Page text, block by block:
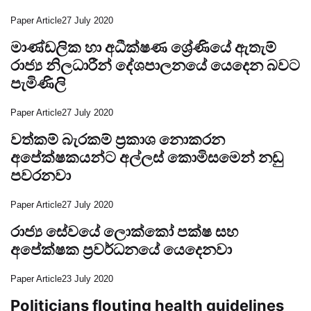
Paper Article27 July 2020
මාණ්ඩලික හා අධීක්ෂණ ශ්‍රේණියේ ඇතැම්
රාජ්‍ය නිලධාරීන් දේශපාලනයේ යෙදෙන
බවට පැමිණිලි
Paper Article27 July 2020
වත්කම් බැරකම් ප්‍රකාශ නොකරන
අපේක්ෂකයන්ට අල්ලස් කොමිසමෙන් නඩු
පවරනවා
Paper Article27 July 2020
රාජ්‍ය සේවයේ ලොක්කෝ පක්ෂ සහ
අපේක්ෂක ප්‍රවර්ධනයේ යෙදෙනවා
Paper Article23 July 2020
Politicians flouting health guidelines